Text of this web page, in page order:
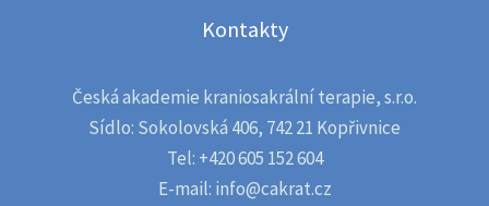
CSS, Úvod do Neurologie,
2019 Asistence ve Výcviku
kraniosakrální osteopatie,
Radek Neškrabal, Ostrava
2021-2023 Asistence ve
Kontakty
Česká akademie kraniosakrální terapie, s.r.o.
Sídlo: Sokolovská 406, 742 21 Kopřivnice
Tel: +420 605 152 604
E-mail: info@cakrat.cz